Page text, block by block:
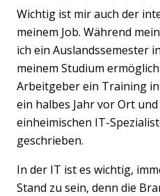
Wichtig ist mir auch der
meinem Job. Während
ich ein Auslandssemester
meinem Studium
Arbeitgeber ein Training
ein halbes Jahr vor Ort
einheimischen IT-
geschrieben.
In der IT ist es wichtig,
Stand zu sein, denn die